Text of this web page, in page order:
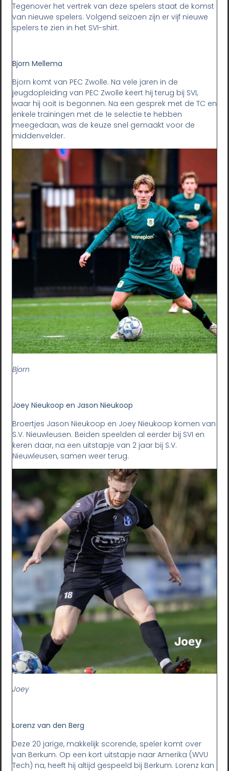
Tegenover het vertrek van deze spelers staat de komst
van nieuwe spelers. Volgend seizoen zijn er vijf nieuwe
spelers te zien in het SVI-shirt.
Bjorn Mellema
Bjorn komt van PEC Zwolle. Na vele jaren in de
jeugdopleiding van PEC Zwolle keert hij terug bij SVI,
waar hij ooit is begonnen. Na een gesprek met de TC en
enkele trainingen met de 1e selectie te hebben
meegedaan, was de keuze snel gemaakt voor de
middenvelder.
Bjorn
Joey Nieukoop en Jason Nieukoop
Broertjes Jason Nieukoop en Joey Nieukoop komen van
S.V. Nieuwleusen. Beiden speelden al eerder bij SVI en
keren daar, na een uitstapje van 2 jaar bij S.V.
Nieuwleusen, samen weer terug.
Joey
Lorenz van den Berg
Deze 20 jarige, makkelijk scorende, speler komt over
van Berkum. Op een kort uitstapje naar Amerika (WVU
Tech) na, heeft hij altijd gespeeld bij Berkum. Lorenz kan